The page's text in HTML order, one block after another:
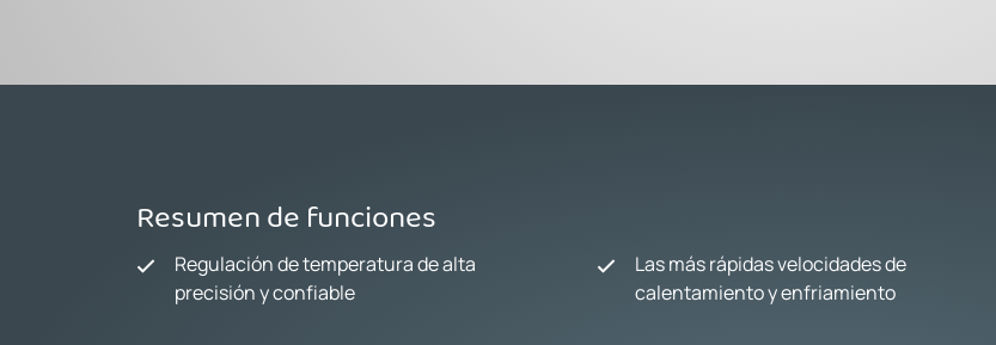
Resumen de funciones
Regulación de temperatura de alta
precisión y confiable
Las más rápidas velocidades de
calentamiento y enfriamiento